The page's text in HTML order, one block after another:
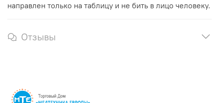
направлен только на таблицу и не бить в лицо человеку.
Отзывы